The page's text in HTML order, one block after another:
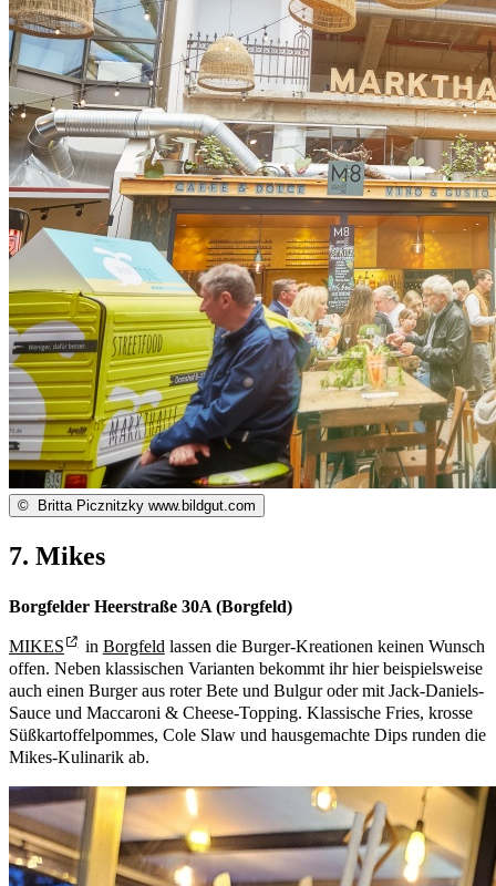
© Britta Picznitzky www.bildgut.com
7. Mikes
Borgfelder Heerstraße 30A (Borgfeld)
MIKES in Borgfeld lassen die Burger-Kreationen keinen Wunsch
offen. Neben klassischen Varianten bekommt ihr hier beispielsweise
auch einen Burger aus roter Bete und Bulgur oder mit Jack-Daniels-
Sauce und Maccaroni & Cheese-Topping. Klassische Fries, krosse
Süßkartoffelpommes, Cole Slaw und hausgemachte Dips runden die
Mikes-Kulinarik ab.